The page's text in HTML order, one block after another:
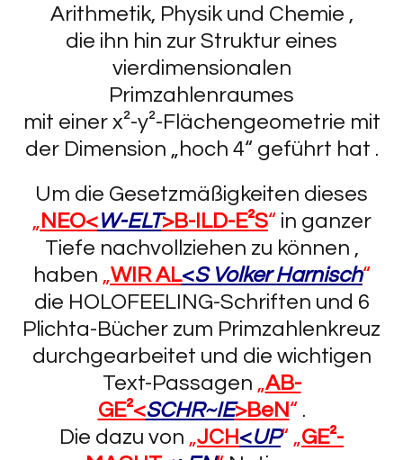
Arithmetik, Physik und Chemie ,
die ihn hin zur Struktur eines
vierdimensionalen
Primzahlenraumes
mit einer x²-y²-Flächengeometrie mit
der Dimension „hoch 4“ geführt hat .
Um die Gesetzmäßigkeiten dieses
„ NEO<W-ELT>B-ILD-E²S“ in ganzer
Tiefe nachvollziehen zu können ,
haben „WIR AL<S Volker Harnisch“
die HOLOFEELING-Schriften und 6
Plichta-Bücher zum Primzahlenkreuz
durchgearbeitet und die wichtigen
Text-Passagen „AB-
GE²<SCHR~IE>BeN “ .
Die dazu von „JCH <UP“ „GE²-